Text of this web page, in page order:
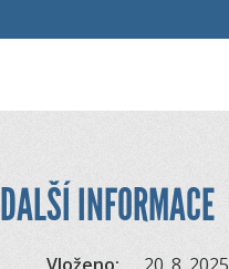
DALŠÍ INFORMACE